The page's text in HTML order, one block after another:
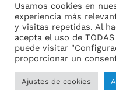
Tel: +376 379 149
Legal
Condiciones generales
Usamos cookies en
experiencia más
y visitas repetidas. Al
acepta el uso de
puede visitar
proporcionar un
Ajustes de cookies